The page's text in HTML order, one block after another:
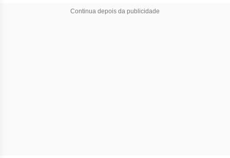
Continua depois da publicidade